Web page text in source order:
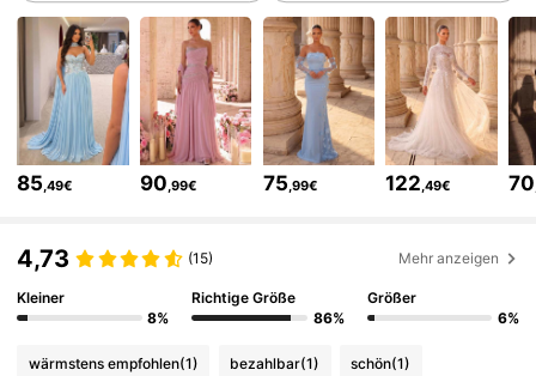
4,75 667K Follower
4,75 667K Follower
667K Follower
85 ,49€ 90 ,99€ 75 ,99€ 122 ,49€ 70
4,73 (15) Mehr anzeigen
Kleiner
8%
Richtige Größe
86%
Größer
6%
wärmstens empfohlen(1) bezahlbar(1) schön(1)